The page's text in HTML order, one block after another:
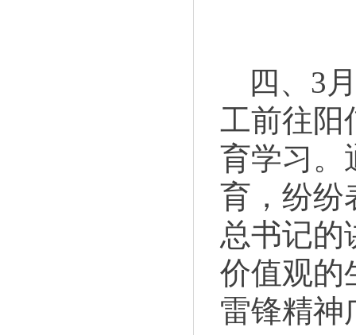
四、 3
工前往阳
育学习。
育，纷纷
总书记的
价值观的
雷锋精神